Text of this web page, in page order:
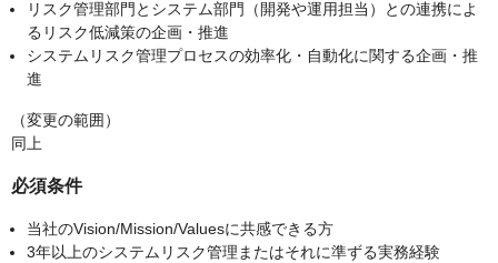
リスク管理部門とシステム部門（開発や運用担当）との連携によ
るリスク低減策の企画・推進
システムリスク管理プロセスの効率化・自動化に関する企画・推
進
（変更の範囲）
同上
必須条件
当社のVision/Mission/Valuesに共感できる方
3年以上のシステムリスク管理またはそれに準ずる実務経験